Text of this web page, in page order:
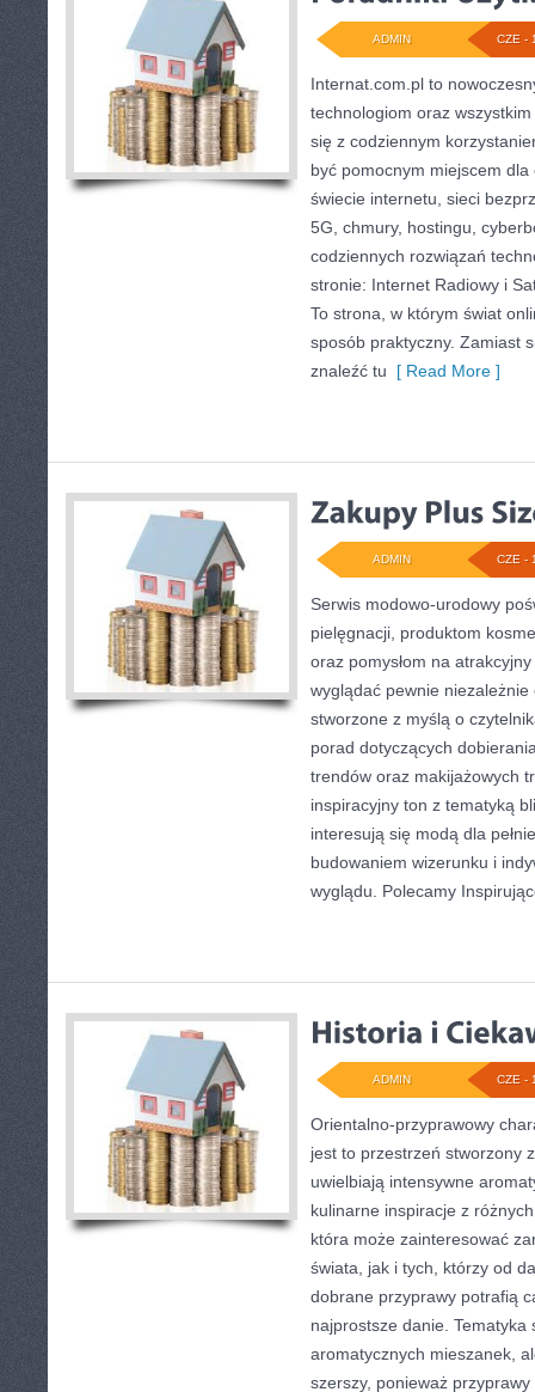
CZE -
ADMIN
Internat.com.pl to
technologiom oraz
się z codziennym
być pomocnym miejscem
świecie internetu, sieci
5G, chmury, hostingu,
codziennych rozwiązań
stronie: Internet Radiowy i
To strona, w którym świat
sposób praktyczny. Zamiast
znaleźć tu [ Read More ]
CZE -
ADMIN
Serwis modowo-urodowy
pielęgnacji, produktom
oraz pomysłom na
wyglądać pewnie niezależnie
stworzone z myślą o
porad dotyczących
trendów oraz makijażowych
inspiracyjny ton z tematyką
interesują się modą dla
budowaniem wizerunku i
wyglądu. Polecamy
CZE -
ADMIN
Orientalno-przyprawowy
jest to przestrzeń stworzony
uwielbiają intensywne
kulinarne inspiracje z
która może zainteresować
świata, jak i tych, którzy od
dobrane przyprawy potrafią
najprostsze danie. Tematyka
aromatycznych mieszanek,
szerszy, ponieważ przyprawy